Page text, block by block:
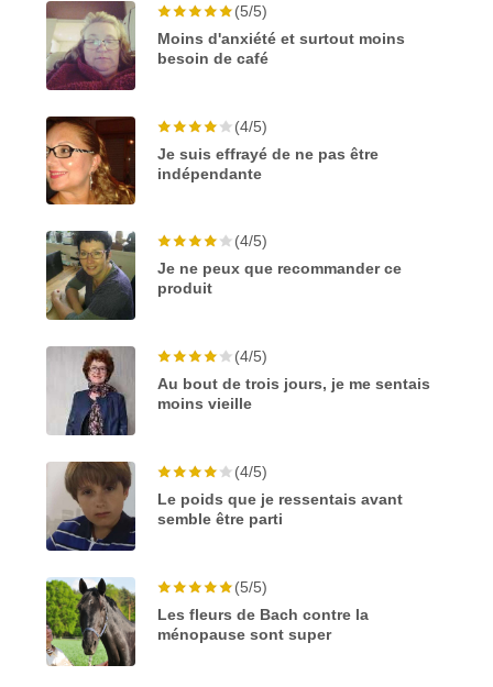
(5/5)
Moins d'anxiété et surtout moins
besoin de café
(4/5)
Je suis effrayé de ne pas être
indépendante
(4/5)
Je ne peux que recommander ce
produit
(4/5)
Au bout de trois jours, je me sentais
moins vieille
(4/5)
Le poids que je ressentais avant
semble être parti
(5/5)
Les fleurs de Bach contre la
ménopause sont super